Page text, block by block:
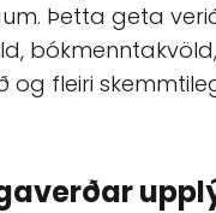
Þetta geta
bókmenntakvöld,
og fleiri